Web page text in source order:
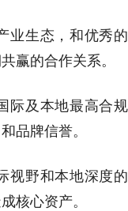
业生态，和优秀的
赢的合作关系。
际及本地最高合规
品牌信誉。
视野和本地深度的
核心资产。